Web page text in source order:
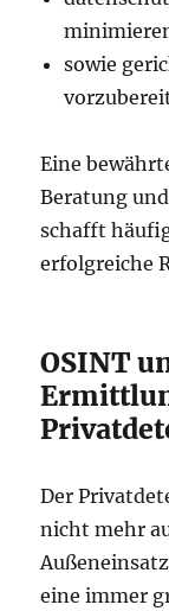
sowie
Eine
Beratung
schafft
erfolgreiche
OSINT
Der
nicht mehr
eine immer